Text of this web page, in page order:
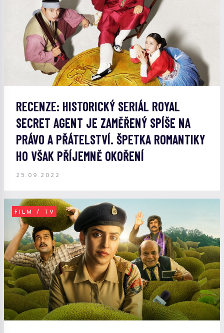
RECENZE: HISTORICKÝ SERIÁL ROYAL
SECRET AGENT JE ZAMĚŘENÝ SPÍŠE NA
PRÁVO A PŘÁTELSTVÍ. ŠPETKA ROMANTIKY
HO VŠAK PŘÍJEMNĚ OKOŘENÍ
25.09.2022
FILM / TV